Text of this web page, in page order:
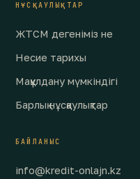
НҰСҚАУЛЫҚТАР
ЖТСМ дегеніміз не
Несие тарихы
Мақұлдану мүмкіндігі
Барлық нұсқаулықтар
БАЙЛАНЫС
info@kredit-onlajn.kz